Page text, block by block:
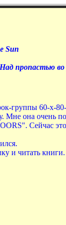
Sun
пропастью
группы 60-х-
Мне она очень
Сейчас
и читать книги.